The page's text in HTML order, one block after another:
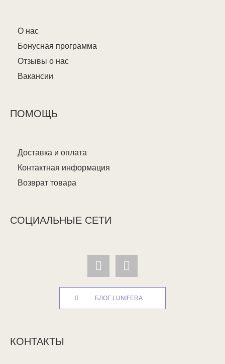
О нас
Бонусная программа
Отзывы о нас
Вакансии
ПОМОЩЬ
Доставка и оплата
Контактная информация
Возврат товара
СОЦИАЛЬНЫЕ СЕТИ
БЛОГ LUNIFERA
КОНТАКТЫ